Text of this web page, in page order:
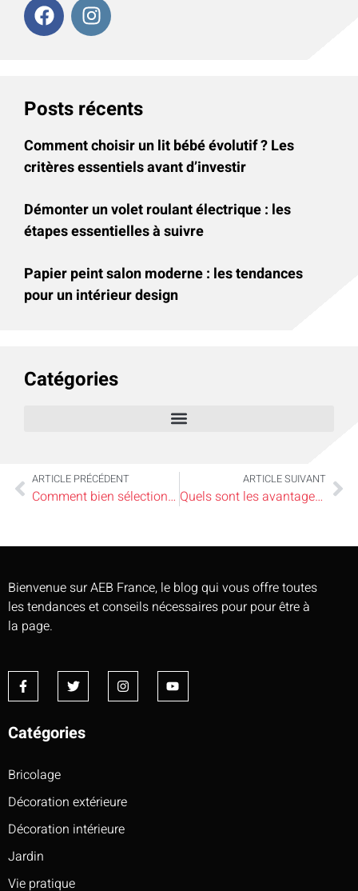
Posts récents
Comment choisir un lit bébé évolutif ? Les
critères essentiels avant d’investir
Démonter un volet roulant électrique : les
étapes essentielles à suivre
Papier peint salon moderne : les tendances
pour un intérieur design
Catégories
ARTICLE PRÉCÉDENT
Comment bien sélectionner ses luminaires extérieurs
ARTICLE SUIVANT
Quels sont les avantages d’un garde-corps en verre pour piscine ?
Bienvenue sur AEB France, le blog qui vous offre toutes
les tendances et conseils nécessaires pour pour être à
la page.
Catégories
Bricolage
Décoration extérieure
Décoration intérieure
Jardin
Vie pratique